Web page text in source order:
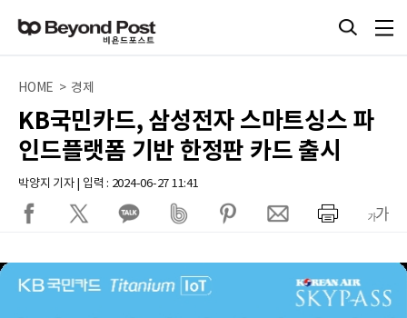
HOME > 경제
KB국민카드, 삼성전자 스마트싱스 파
인드플랫폼 기반 한정판 카드 출시
박양지 기자 | 입력 : 2024-06-27 11:41